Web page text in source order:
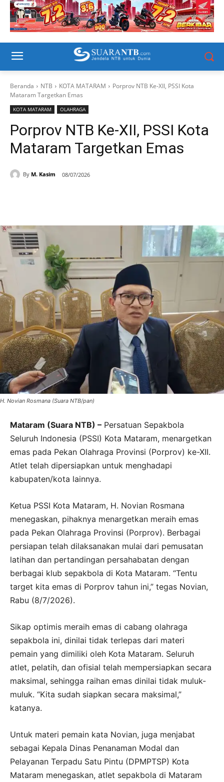
Beranda NTB KOTA MATARAM
Porprov NTB Ke-XII, PSSI Kota
Mataram Targetkan Emas
KOTA MATARAM OLAHRAGA
Porprov NTB Ke-XII, PSSI Kota
Mataram Targetkan Emas
By M. Kasim 08/07/2026
H. Novian Rosmana (Suara NTB/pan)
Mataram (Suara NTB) – Persatuan Sepakbola
Seluruh Indonesia (PSSI) Kota Mataram, menargetkan
emas pada Pekan Olahraga Provinsi (Porprov) ke-XII.
Atlet telah dipersiapkan untuk menghadapi
kabupaten/kota lainnya.
Ketua PSSI Kota Mataram, H. Novian Rosmana
menegaskan, pihaknya menargetkan meraih emas
pada Pekan Olahraga Provinsi (Porprov). Berbagai
persiapan telah dilaksanakan mulai dari pemusatan
latihan dan pertandingan persahabatan dengan
berbagai klub sepakbola di Kota Mataram. “Tentu
target kita emas di Porprov tahun ini,” tegas Novian,
Rabu (8/7/2026).
Sikap optimis meraih emas di cabang olahraga
sepakbola ini, dinilai tidak terlepas dari materi
pemain yang dimiliki oleh Kota Mataram. Seluruh
atlet, pelatih, dan ofisial telah mempersiapkan secara
maksimal, sehingga raihan emas dinilai tidak muluk-
muluk. “Kita sudah siapkan secara maksimal,”
katanya.
Untuk materi pemain kata Novian, juga menjabat
sebagai Kepala Dinas Penanaman Modal dan
Pelayanan Terpadu Satu Pintu (DPMPTSP) Kota
Mataram menegaskan, atlet sepakbola di Mataram